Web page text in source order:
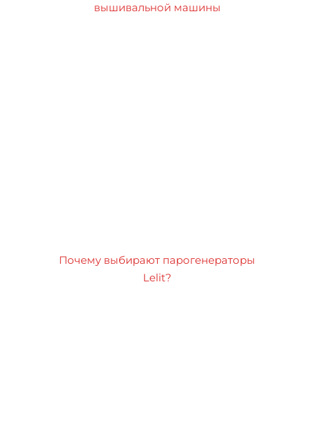
вышивальной машины
Почему выбирают парогенераторы
Lelit?